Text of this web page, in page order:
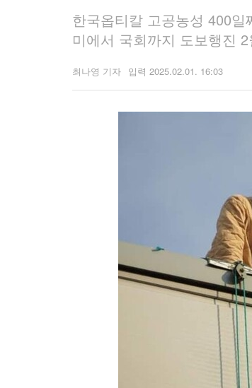
한국옵티칼 고공농성 400
미에서 국회까지 도보행진
최나영 기자 2025.02.01. 16:03